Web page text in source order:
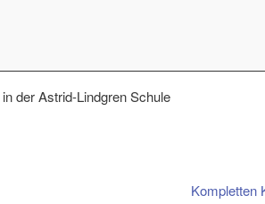
der Astrid-Lindgren Schule
Kompletten